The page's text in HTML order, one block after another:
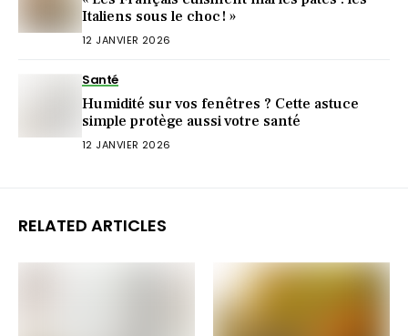
Italiens sous le choc ! »
12 JANVIER 2026
Santé
Humidité sur vos fenêtres ? Cette astuce
simple protège aussi votre santé
12 JANVIER 2026
RELATED ARTICLES